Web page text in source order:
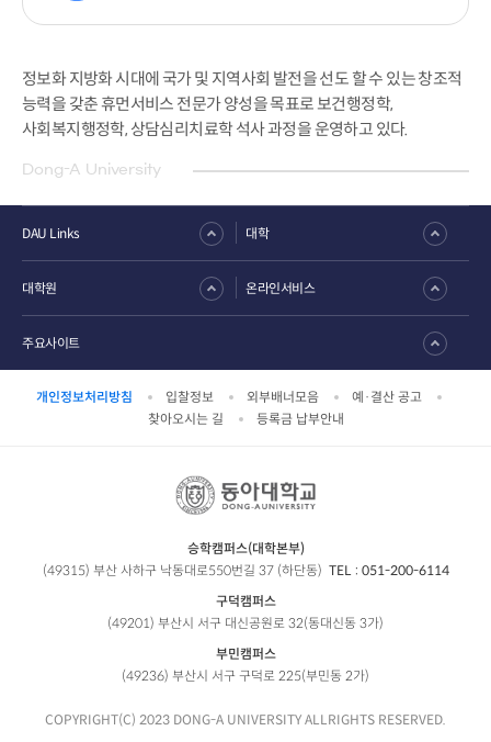
정보화 지방화 시대에 국가 및 지역사회 발전을 선도 할 수 있는 창조적
능력을 갖춘 휴먼서비스 전문가 양성을 목표로 보건행정학,
사회복지행정학, 상담심리치료학 석사 과정을 운영하고 있다.
Dong-A University
개인정보처리방침 입찰정보 외부배너모음
예·결산 공고
찾아오시는 길
등록금 납부안내
DAU Links 대학
대학원 온라인서비스
주요사이트
승학캠퍼스(대학본부)
(49315) 부산 사하구 낙동대로550번길 37 (하단동) TEL : 051-200-6114
구덕캠퍼스
(49201) 부산시 서구 대신공원로 32(동대신동 3가)
부민캠퍼스
(49236) 부산시 서구 구덕로 225(부민동 2가)
COPYRIGHT(C) 2023 DONG-A UNIVERSITY ALLRIGHTS RESERVED.